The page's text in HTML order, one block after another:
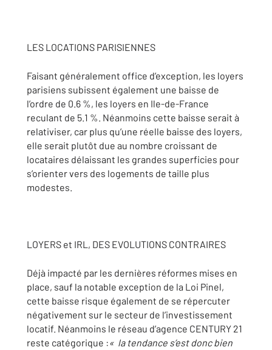
LES LOCATIONS PARISIENNES
Faisant généralement office d’exception, les loyers
parisiens subissent également une baisse de
l’ordre de 0.6 %, les loyers en Ile-de-France
reculant de 5.1 %. Néanmoins cette baisse serait à
relativiser, car plus qu’une réelle baisse des loyers,
elle serait plutôt due au nombre croissant de
locataires délaissant les grandes superficies pour
s’orienter vers des logements de taille plus
modestes.
LOYERS et IRL, DES EVOLUTIONS CONTRAIRES
Déjà impacté par les dernières réformes mises en
place, sauf la notable exception de la Loi Pinel,
cette baisse risque également de se répercuter
négativement sur le secteur de l’investissement
locatif. Néanmoins le réseau d’agence CENTURY 21
reste catégorique :« la tendance s’est donc bien